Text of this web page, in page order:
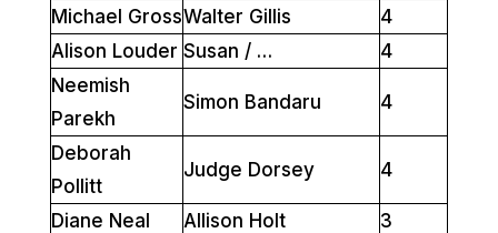
Michael GrossWalter Gillis
4
Alison Louder Susan / …
4
Neemish
Parekh
Simon Bandaru 4
Deborah
Pollitt
Judge Dorsey 4
Diane Neal Allison Holt
3